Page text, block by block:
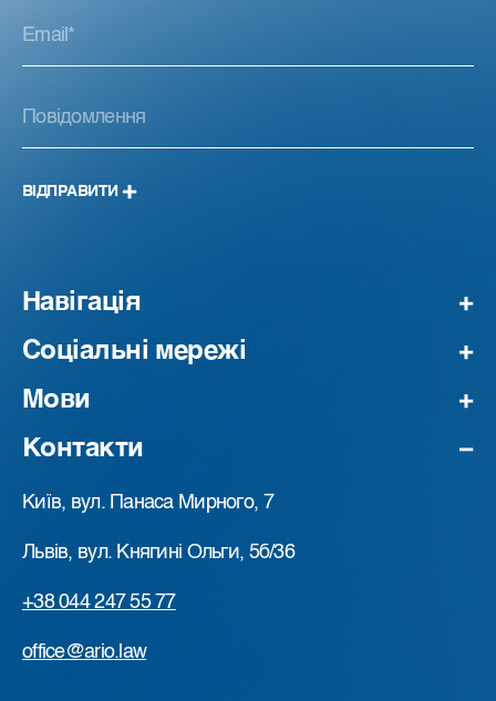
ВІДПРАВИТИ
Навігація
Соціальні мережі
Мови
Контакти
Київ, вул. Панаса Мирного, 7
Львів, вул. Княгині Ольги, 5б/36
+38 044 247 55 77
office@ario.law